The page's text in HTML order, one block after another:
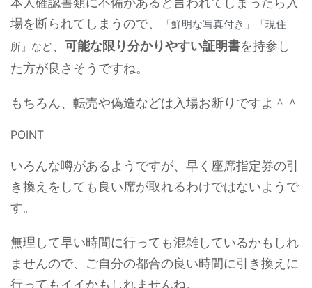
場を断られてしまうので、
「鮮明な写真付き」「現住
所」など、 可能な限り分かりやすい証明書を持参し
た方が良さそうですね。
もちろん、転売や偽造などは入場お断りですよ＾＾
POINT
いろんな噂があるようですが、早く座席指定券の引
き換えをしても良い席が取れるわけではないようで
す。
無理して早い時間に行っても混雑しているかもしれ
ませんので、ご自分の都合の良い時間に引き換えに
行ってもイイかもしれませんね。